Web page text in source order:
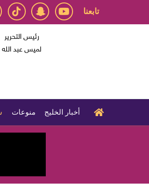
تابعنا
رئيس التحرير
لميس عبد الله
أخبار الخليج منوعات